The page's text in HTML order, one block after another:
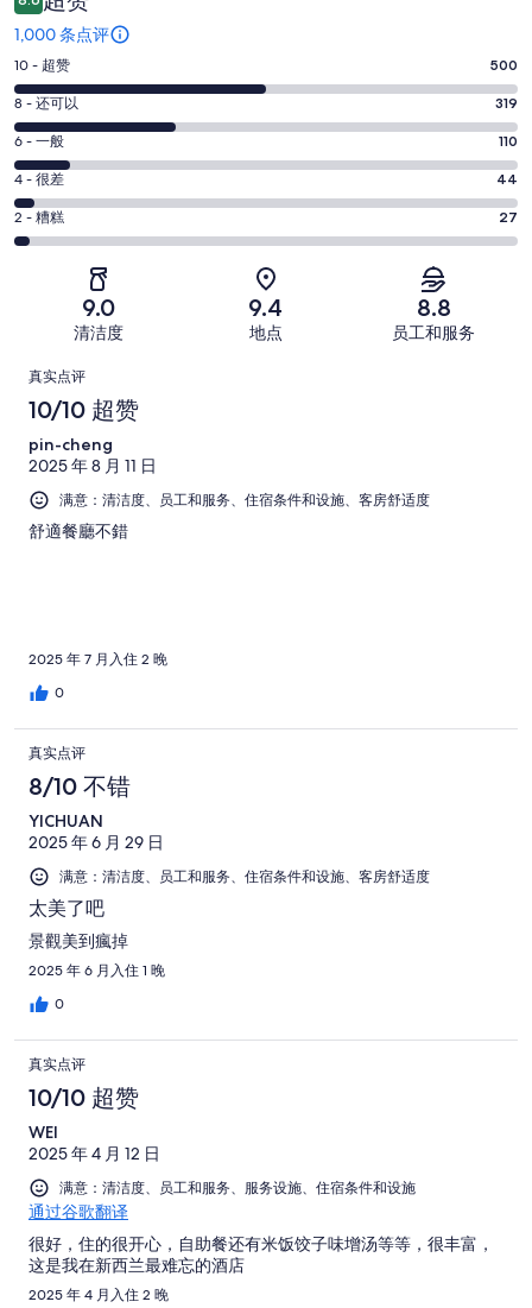
1,000 条点评
10
分
-
超
赞。
500
条
好
条
点
10 - 超赞 500
8
分
-
还
可
以。
有
1000
条
点
评
8 - 还可以 319
6
分
-
一
般。
共
有
1000
条
点
评
6 - 一般 110
4
分
-
评，
共
有
1000
条
评
4 - 很差 44
2
分
条
好
评，
共
有
1000
条
2 - 糟糕 27
9.0
清洁度
9.4
地点
8.8
员工和服务
点
评
真实点评
10/10 超赞
pin-cheng
2025 年 8 月 11 日
满意：清洁度、员工和服务、住宿条件和设施、客房舒适度
舒適餐廳不錯
2025 年 7 月入住 2 晚
0
真实点评
8/10 不错
YICHUAN
2025 年 6 月 29 日
满意：清洁度、员工和服务、住宿条件和设施、客房舒适度
太美了吧
景觀美到瘋掉
2025 年 6 月入住 1 晚
0
真实点评
10/10 超赞
WEI
2025 年 4 月 12 日
满意：清洁度、员工和服务、服务设施、住宿条件和设施
通过谷歌翻译
很好，住的很开心，自助餐还有米饭饺子味增汤等等，很丰富，
这是我在新西兰最难忘的酒店
2025 年 4 月入住 2 晚